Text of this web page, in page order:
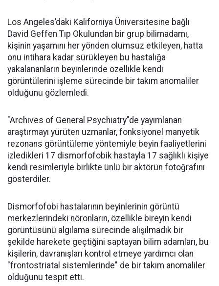
Los Angeles’daki Kaliforniya Üniversitesine bağlı
David Geffen Tıp Okulundan bir grup bilimadamı,
kişinin yaşamını her yönden olumsuz etkileyen, hatta
onu intihara kadar sürükleyen bu hastalığa
yakalananların beyinlerinde özellikle kendi
görüntülerini işleme sürecinde bir takım anomaliler
olduğunu gözlemledi.
"Archives of General Psychiatry"de yayımlanan
araştırmayı yürüten uzmanlar, fonksiyonel manyetik
rezonans görüntüleme yöntemiyle beyin faaliyetlerini
izledikleri 17 dismorfofobik hastayla 17 sağlıklı kişiye
kendi resimleriyle birlikte ünlü bir aktörün fotoğrafını
gösterdiler.
Dismorfofobi hastalarının beyinlerinin görüntü
merkezlerindeki nöronların, özellikle bireyin kendi
görüntüsünü algılama sürecinde alışılmadık bir
şekilde harekete geçtiğini saptayan bilim adamları, bu
kişilerin, davranışları kontrol etmeye yardımcı olan
"frontostriatal sistemlerinde" de bir takım anomaliler
olduğunu tespit etti.